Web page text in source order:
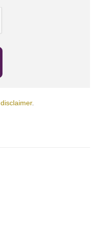
disclaimer.